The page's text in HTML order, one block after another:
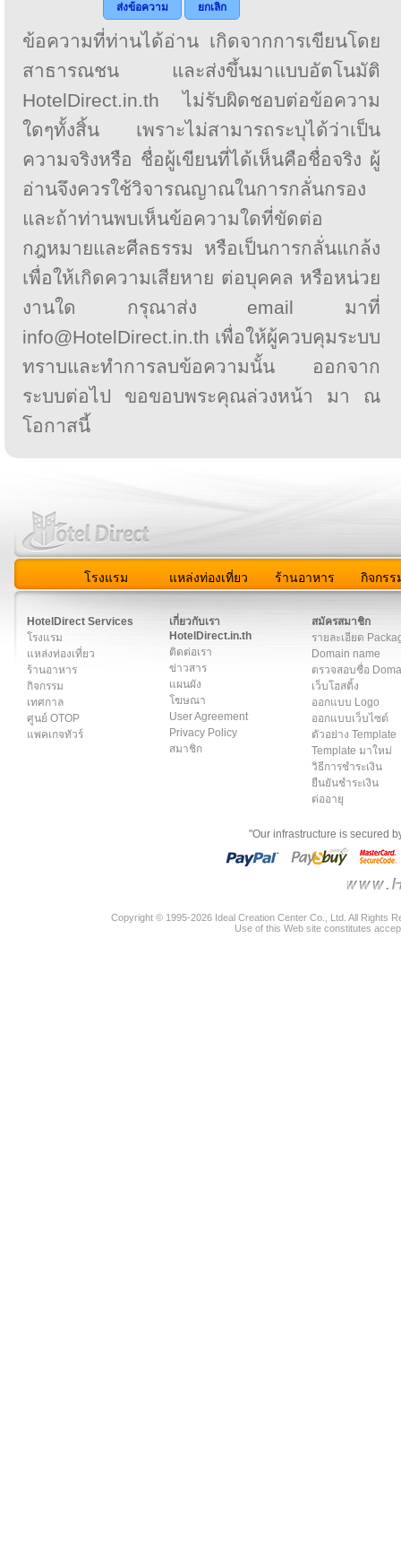
ส่งข้อความ ยกเลิก
ข้อความที่ท่านได้อ่าน เกิดจากการเขียนโดย
สาธารณชน และส่งขึ้นมาแบบอัตโนมัติ
HotelDirect.in.th ไม่รับผิดชอบต่อข้อความ
ใดๆทั้งสิ้น เพราะไม่สามารถระบุได้ว่าเป็น
ความจริงหรือ ชื่อผู้เขียนที่ได้เห็นคือชื่อจริง ผู้
อ่านจึงควรใช้วิจารณญาณในการกลั่นกรอง
และถ้าท่านพบเห็นข้อความใดที่ขัดต่อ
กฎหมายและศีลธรรม หรือเป็นการกลั่นแกล้ง
เพื่อให้เกิดความเสียหาย ต่อบุคคล หรือหน่วย
งานใด กรุณาส่ง email มาที่
info@HotelDirect.in.th เพื่อให้ผู้ควบคุมระบบ
ทราบและทำการลบข้อความนั้น ออกจาก
ระบบต่อไป ขอขอบพระคุณล่วงหน้า มา ณ
โอกาสนี้
โรงแรม แหล่งท่องเที่ยว ร้านอาหาร กิจกรร
HotelDirect Services
โรงแรม
แหล่งท่องเที่ยว
ร้านอาหาร
กิจกรรม
เทศกาล
ศูนย์ OTOP
แพคเกจทัวร์
เกี่ยวกับเรา
HotelDirect.in.th
ติดต่อเรา
ข่าวสาร
แผนผัง
โฆษณา
User Agreement
Privacy Policy
สมาชิก
สมัครสมาชิก
รายละเอียด
Domain name
ตรวจสอบชื่อ
เว็บโฮสติ้ง
ออกแบบ Logo
ออกแบบเว็บไซต์
ตัวอย่าง Template
Template มาใหม่
วิธีการชำระเงิน
ยืนยันชำระเงิน
ต่ออายุ
"Our infrastructure is secured
Copyright © 1995-2026 Ideal Creation Center Co., Ltd. All Rights
Use of this Web site constitutes